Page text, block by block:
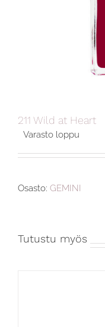
211 Wild at Heart
Varasto loppu
Osasto: GEMINI
Tutustu myös